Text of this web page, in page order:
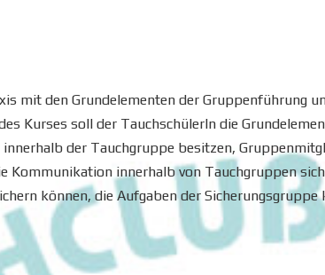
mit den Grundelementen der Gruppenführung
Kurses soll der TauchschülerIn die
der Tauchgruppe besitzen,
Kommunikation innerhalb von Tauchgruppen
können, die Aufgaben der Sicherungsgruppe